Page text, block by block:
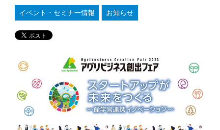
イベント・セミナー情報 お知らせ